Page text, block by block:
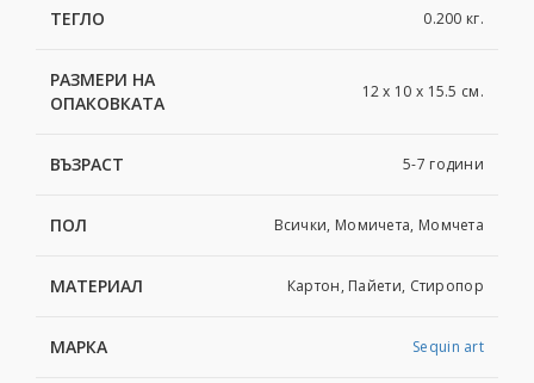
ТЕГЛО 0.200 кг.
РАЗМЕРИ НА
ОПАКОВКАТА
12 x 10 x 15.5 см.
ВЪЗРАСТ 5-7 години
ПОЛ Всички, Момичета, Момчета
МАТЕРИАЛ Картoн, Пайети, Стиропор
МАРКА Sequin art